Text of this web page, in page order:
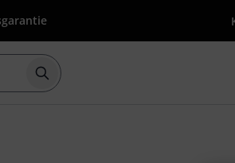
Suche mit Suchwort